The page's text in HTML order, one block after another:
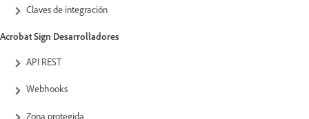
Claves de integración
Acrobat Sign Desarrolladores
API REST
Webhooks
Zona protegida